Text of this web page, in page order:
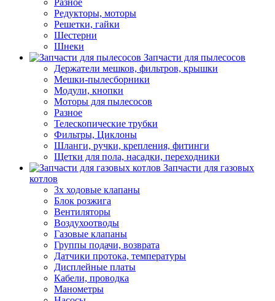
Разное
Редукторы, моторы
Решетки, гайки
Шестерни
Шнеки
Запчасти для пылесосов
Держатели мешков, фильтров, крышки
Мешки-пылесборники
Модули, кнопки
Моторы для пылесосов
Разное
Телескопические трубки
Фильтры, Циклоны
Шланги, ручки, крепления, фитинги
Щетки для пола, насадки, переходники
Запчасти для газовых
котлов
3х ходовые клапаны
Блок розжига
Вентиляторы
Воздухоотводы
Газовые клапаны
Группы подачи, возврата
Датчики протока, температуры
Дисплейные платы
Кабели, проводка
Манометры